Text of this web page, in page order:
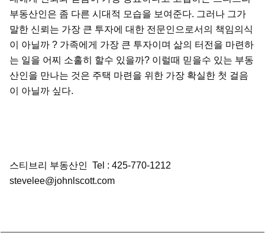
부동산인은 좀 다른 시대적 모습을 보여준다. 그러나 그가
말한 신뢰는 가장 큰 투자에 대한 전문인으로서의 책임의식
이 아닐까 ? 가족에게 가장 큰 투자이며 삶의 터전을 마련하
는 일을 어찌 소홀히 할수 있을까? 이럴때 믿을수 있는 부동
산인을 만나는 것은 주택 마련을 위한 가장 확실한 첫 걸음
이 아닐까 싶다.
스티브리 부동산인 Tel : 425-770-1212
stevelee@johnlscott.com